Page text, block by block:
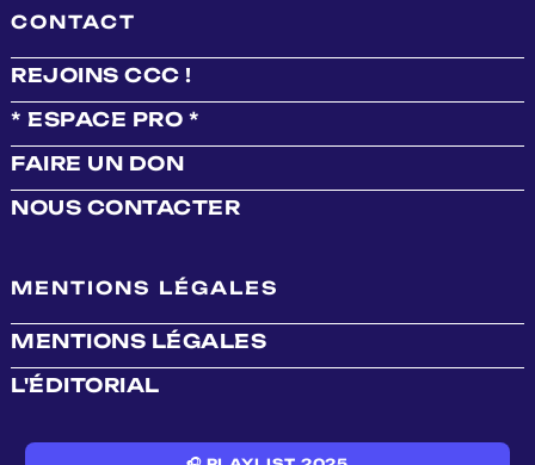
CONTACT
REJOINS CCC !
* ESPACE PRO *
FAIRE UN DON
NOUS CONTACTER
MENTIONS LÉGALES
MENTIONS LÉGALES
L'ÉDITORIAL